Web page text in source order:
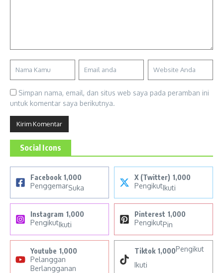
Simpan nama, email, dan situs web saya pada peramban ini
untuk komentar saya berikutnya.
Social Icons
Facebook 1,000
PenggemarSuka
X (Twitter) 1,000
PengikutIkuti
Instagram 1,000
PengikutIkuti
Pinterest 1,000
PengikutPin
Youtube 1,000
Pelanggan
Berlangganan
Tiktok 1,000Pengikut
Ikuti